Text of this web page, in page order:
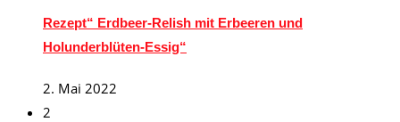
Rezept“ Erdbeer-Relish mit Erbeeren und
Holunderblüten-Essig“
2. Mai 2022
2